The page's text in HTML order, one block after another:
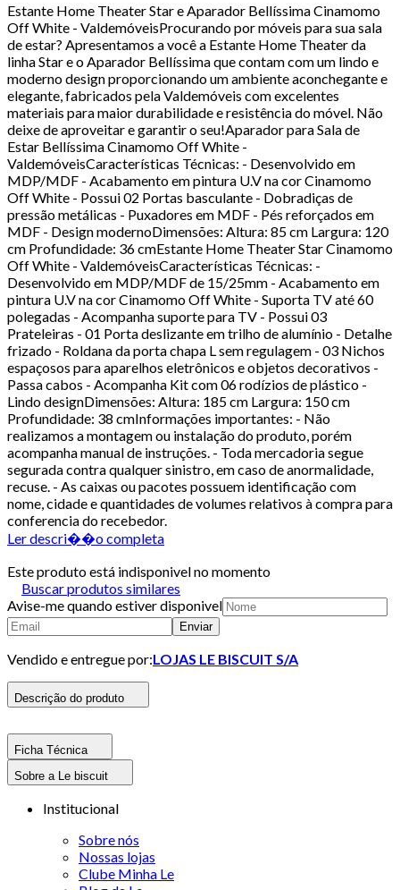
Estante Home Theater Star e Aparador Bellíssima Cinamomo
Off White - ValdemóveisProcurando por móveis para sua sala
de estar? Apresentamos a você a Estante Home Theater da
linha Star e o Aparador Bellíssima que contam com um lindo e
moderno design proporcionando um ambiente aconchegante e
elegante, fabricados pela Valdemóveis com excelentes
materiais para maior durabilidade e resistência do móvel. Não
deixe de aproveitar e garantir o seu!Aparador para Sala de
Estar Bellíssima Cinamomo Off White -
ValdemóveisCaracterísticas Técnicas: - Desenvolvido em
MDP/MDF - Acabamento em pintura U.V na cor Cinamomo
Off White - Possui 02 Portas basculante - Dobradiças de
pressão metálicas - Puxadores em MDF - Pés reforçados em
MDF - Design modernoDimensões: Altura: 85 cm Largura: 120
cm Profundidade: 36 cmEstante Home Theater Star Cinamomo
Off White - ValdemóveisCaracterísticas Técnicas: -
Desenvolvido em MDP/MDF de 15/25mm - Acabamento em
pintura U.V na cor Cinamomo Off White - Suporta TV até 60
polegadas - Acompanha suporte para TV - Possui 03
Prateleiras - 01 Porta deslizante em trilho de alumínio - Detalhe
frizado - Roldana da porta chapa L sem regulagem - 03 Nichos
espaçosos para aparelhos eletrônicos e objetos decorativos -
Passa cabos - Acompanha Kit com 06 rodízios de plástico -
Lindo designDimensões: Altura: 185 cm Largura: 150 cm
Profundidade: 38 cmInformações importantes: - Não
realizamos a montagem ou instalação do produto, porém
acompanha manual de instruções. - Toda mercadoria segue
segurada contra qualquer sinistro, em caso de anormalidade,
recuse. - As caixas ou pacotes possuem identificação com
nome, cidade e quantidades de volumes relativos à compra para
conferencia do recebedor.
Ler descri��o completa
Este produto está indisponivel no momento
Buscar produtos similares
Avise-me quando estiver disponivel
Enviar
Vendido e entregue por:LOJAS LE BISCUIT S/A
Descrição do produto
Ficha Técnica
Sobre a Le biscuit
Institucional
Sobre nós
Nossas lojas
Clube Minha Le